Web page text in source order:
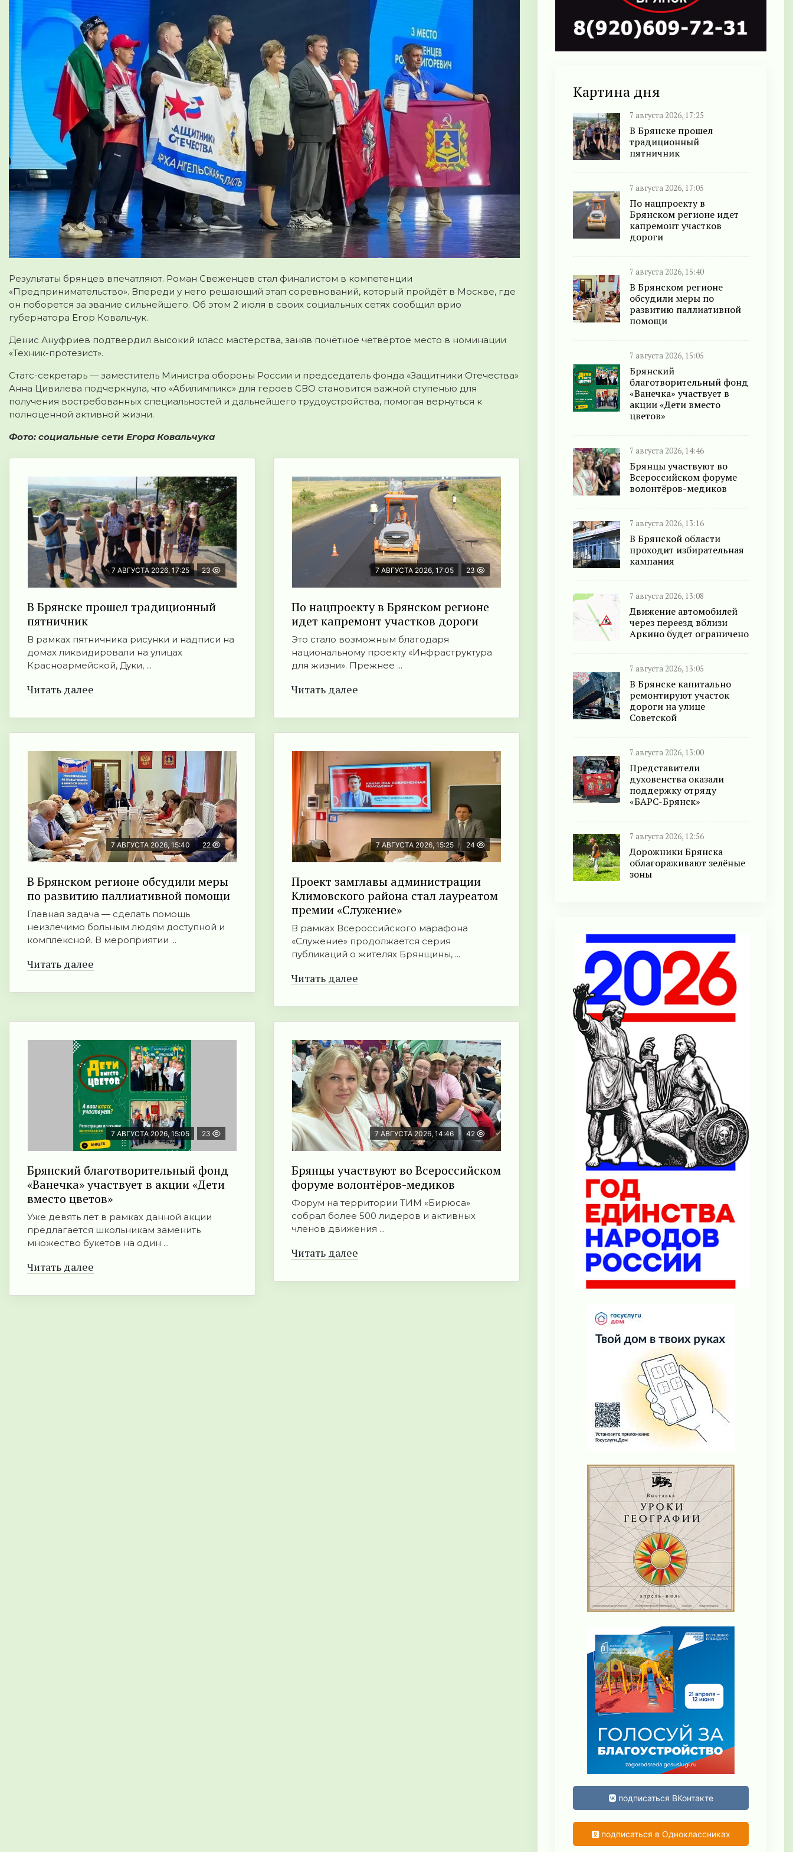
Результаты брянцев впечатляют. Роман Свеженцев стал финалистом в компетенции
«Предпринимательство». Впереди у него решающий этап соревнований, который пройдёт в Москве, где
он поборется за звание сильнейшего. Об этом 2 июля в своих социальных сетях сообщил врио
губернатора Егор Ковальчук.
Денис Ануфриев подтвердил высокий класс мастерства, заняв почётное четвёртое место в номинации
«Техник-протезист».
Статс-секретарь — заместитель Министра обороны России и председатель фонда «Защитники Отечества»
Анна Цивилева подчеркнула, что «Абилимпикс» для героев СВО становится важной ступенью для
получения востребованных специальностей и дальнейшего трудоустройства, помогая вернуться к
полноценной активной жизни.
Фото: социальные сети Егора Ковальчука
7 АВГУСТА 2026, 17:25 23
В Брянске прошел традиционный
пятничник
В рамках пятничника рисунки и надписи на
домах ликвидировали на улицах
Красноармейской, Дуки, ...
Читать далее
7 АВГУСТА 2026, 17:05 23
По нацпроекту в Брянском регионе
идет капремонт участков дороги
Это стало возможным благодаря
национальному проекту «Инфраструктура
для жизни». Прежнее ...
Читать далее
7 АВГУСТА 2026, 15:40 22
В Брянском регионе обсудили меры
по развитию паллиативной помощи
Главная задача — сделать помощь
неизлечимо больным людям доступной и
комплексной. В мероприятии ...
Читать далее
7 АВГУСТА 2026, 15:25 24
Проект замглавы администрации
Климовского района стал лауреатом
премии «Служение»
В рамках Всероссийского марафона
«Служение» продолжается серия
публикаций о жителях Брянщины, ...
Читать далее
7 АВГУСТА 2026, 15:05 23
Брянский благотворительный фонд
«Ванечка» участвует в акции «Дети
вместо цветов»
Уже девять лет в рамках данной акции
предлагается школьникам заменить
множество букетов на один ...
Читать далее
7 АВГУСТА 2026, 14:46 42
Брянцы участвуют во Всероссийском
форуме волонтёров-медиков
Форум на территории ТИМ «Бирюса»
собрал более 500 лидеров и активных
членов движения ...
Читать далее
Картина дня
7 августа 2026, 17:25
В Брянске прошел
традиционный
пятничник
7 августа 2026, 17:05
По нацпроекту в
Брянском регионе идет
капремонт участков
дороги
7 августа 2026, 15:40
В Брянском регионе
обсудили меры по
развитию паллиативной
помощи
7 августа 2026, 15:05
Брянский
благотворительный фонд
«Ванечка» участвует в
акции «Дети вместо
цветов»
7 августа 2026, 14:46
Брянцы участвуют во
Всероссийском форуме
волонтёров-медиков
7 августа 2026, 13:16
В Брянской области
проходит избирательная
кампания
7 августа 2026, 13:08
Движение автомобилей
через переезд вблизи
Аркино будет ограничено
7 августа 2026, 13:05
В Брянске капитально
ремонтируют участок
дороги на улице
Советской
7 августа 2026, 13:00
Представители
духовенства оказали
поддержку отряду
«БАРС-Брянск»
7 августа 2026, 12:56
Дорожники Брянска
облагораживают зелёные
зоны
подписаться ВКонтакте
подписаться в Одноклассниках